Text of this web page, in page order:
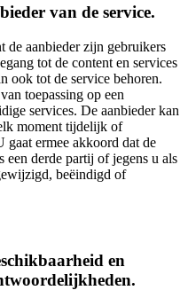
van de service.
de aanbieder zijn gebruikers
tot de content en services
ook tot de service behoren.
toepassing op een
services. De aanbieder kan
moment tijdelijk of
ermee akkoord dat de
een derde partij of jegens u als
beëindigd of
en